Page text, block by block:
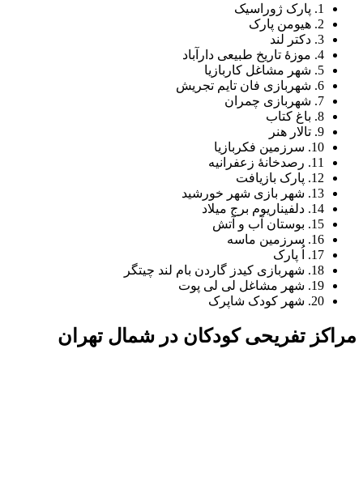
1. پارک ژوراسیک
2. هیومن پارک
3. دکتر لند
4. موزۀ تاریخ طبیعی دارآباد
5. شهر مشاغل کاربازیا
6. شهربازی فان تایم تجریش
7. شهربازی چمران
8. باغ کتاب
9. تالار هنر
10. سرزمین فکربازیا
11. رصدخانۀ زعفرانیه
12. پارک بازیافت
13. شهر بازی شهر خورشید
14. دلفیناریوم برج میلاد
15. بوستان آب و آتش
16. سرزمین ماسه
17. اُ پارک
18. شهربازی کیدز گاردن بام لند چیتگر
19. شهر مشاغل لی لی پوت
20. شهر کودک شاپرک
مراکز تفریحی کودکان در شمال تهران